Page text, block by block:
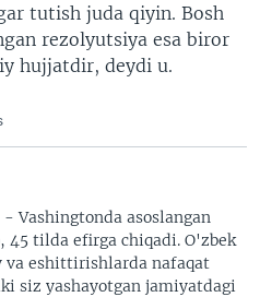
tutish juda qiyin. Bosh
rezolyutsiya esa biror
hujjatdir, deydi u.
Vashingtonda asoslangan
45 tilda efirga chiqadi. O'zbek
eshittirishlarda nafaqat
siz yashayotgan jamiyatdagi